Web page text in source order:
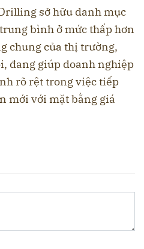
sở hữu danh mục
bình ở mức thấp hơn
chung của thị trường,
đang giúp doanh nghiệp
rõ rệt trong việc tiếp
mới với mặt bằng giá